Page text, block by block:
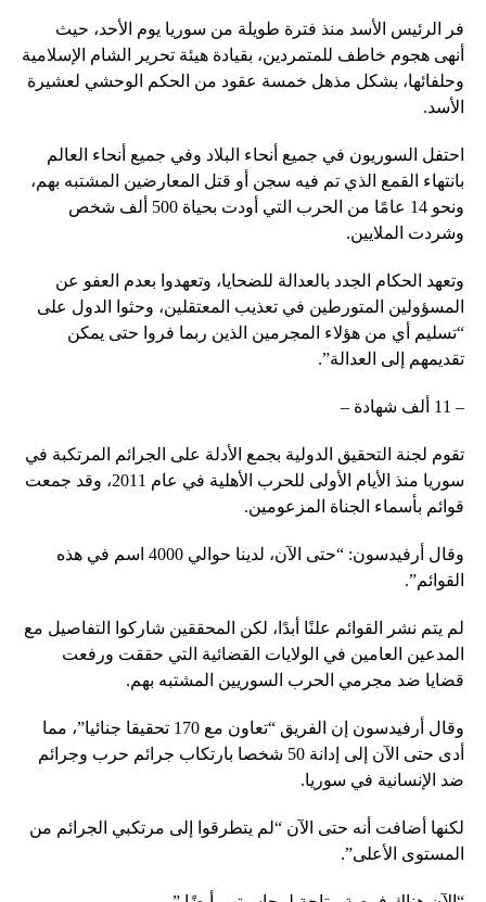
فر الرئيس الأسد منذ فترة طويلة من سوريا يوم الأحد، حيث
أنهى هجوم خاطف للمتمردين، بقيادة هيئة تحرير الشام الإسلامية
وحلفائها، بشكل مذهل خمسة عقود من الحكم الوحشي لعشيرة
الأسد.
احتفل السوريون في جميع أنحاء البلاد وفي جميع أنحاء العالم
بانتهاء القمع الذي تم فيه سجن أو قتل المعارضين المشتبه بهم،
ونحو 14 عامًا من الحرب التي أودت بحياة 500 ألف شخص
وشردت الملايين.
وتعهد الحكام الجدد بالعدالة للضحايا، وتعهدوا بعدم العفو عن
المسؤولين المتورطين في تعذيب المعتقلين، وحثوا الدول على
“تسليم أي من هؤلاء المجرمين الذين ربما فروا حتى يمكن
تقديمهم إلى العدالة”.
– 11 ألف شهادة –
تقوم لجنة التحقيق الدولية بجمع الأدلة على الجرائم المرتكبة في
سوريا منذ الأيام الأولى للحرب الأهلية في عام 2011، وقد جمعت
قوائم بأسماء الجناة المزعومين.
وقال أرفيدسون: “حتى الآن، لدينا حوالي 4000 اسم في هذه
القوائم”.
لم يتم نشر القوائم علنًا أبدًا، لكن المحققين شاركوا التفاصيل مع
المدعين العامين في الولايات القضائية التي حققت ورفعت
قضايا ضد مجرمي الحرب السوريين المشتبه بهم.
وقال أرفيدسون إن الفريق “تعاون مع 170 تحقيقا جنائيا”، مما
أدى حتى الآن إلى إدانة 50 شخصا بارتكاب جرائم حرب وجرائم
ضد الإنسانية في سوريا.
لكنها أضافت أنه حتى الآن “لم يتطرقوا إلى مرتكبي الجرائم من
المستوى الأعلى”.